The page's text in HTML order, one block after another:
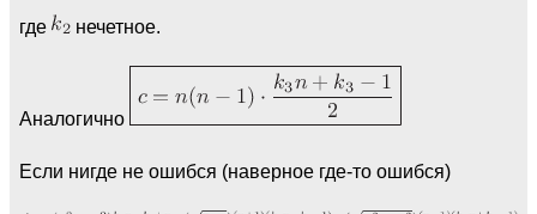
где нечетное.
Аналогично
Если нигде не ошибся (наверное где-то ошибся)